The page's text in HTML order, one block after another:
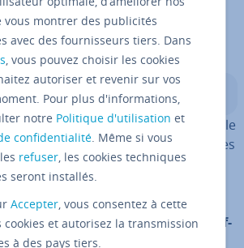
Facebook
sur Twitter
sur LinkedIn
bien pensé constitue souvent le
e-commerce réussie. Pour les
il est dé­ter­mi­nant de trouver le bon
se dif­fé­ren­cier de la con­cur­rence.
sa raison d’être. En effet, tout au
Journey, le client est amené par
dif­
à prendre con­nais­sance des
vous montrer des publicités
avec des fournisseurs tiers. Dans
, vous pouvez choisir les cookies
autoriser et revenir sur vos
Pour plus d'informations,
notre Politique d'utilisation et
confidentialité. Même si vous
refuser, les cookies techniques
seront installés.
Accepter, vous consentez à cette
et autorisez la transmission
à des pays tiers.